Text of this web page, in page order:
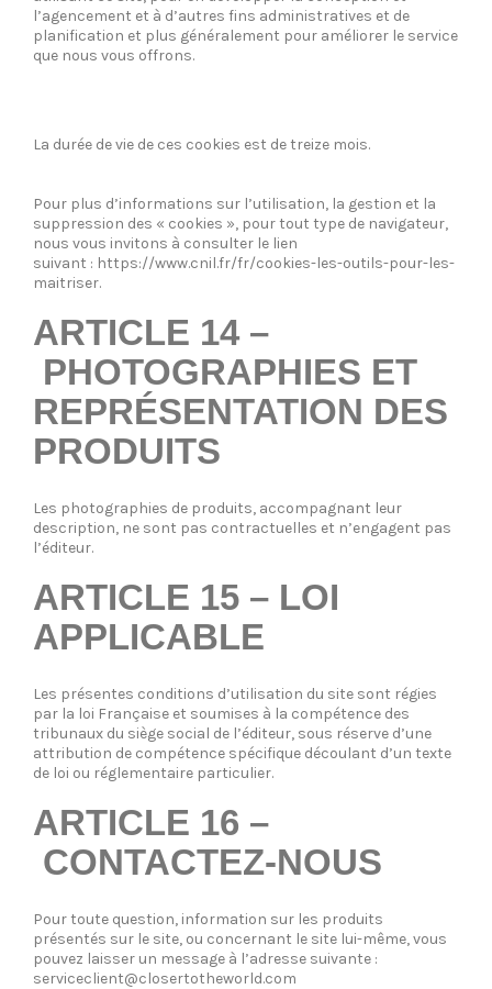
l’agencement et à d’autres fins administratives et de
planification et plus généralement pour améliorer le service
que nous vous offrons.
La durée de vie de ces cookies est de treize mois.
Pour plus d’informations sur l’utilisation, la gestion et la
suppression des « cookies », pour tout type de navigateur,
nous vous invitons à consulter le lien
suivant : https://www.cnil.fr/fr/cookies-les-outils-pour-les-
maitriser.
ARTICLE 14 –
PHOTOGRAPHIES ET
REPRÉSENTATION DES
PRODUITS
Les photographies de produits, accompagnant leur
description, ne sont pas contractuelles et n’engagent pas
l’éditeur.
ARTICLE 15 – LOI
APPLICABLE
Les présentes conditions d’utilisation du site sont régies
par la loi Française et soumises à la compétence des
tribunaux du siège social de l’éditeur, sous réserve d’une
attribution de compétence spécifique découlant d’un texte
de loi ou réglementaire particulier.
ARTICLE 16 –
CONTACTEZ-NOUS
Pour toute question, information sur les produits
présentés sur le site, ou concernant le site lui-même, vous
pouvez laisser un message à l’adresse suivante :
serviceclient@closertotheworld.com